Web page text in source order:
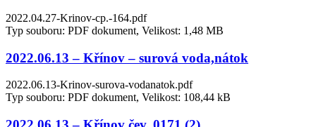
2022.04.27-Krinov-cp.-164.pdf
Typ souboru: PDF dokument, Velikost: 1,48 MB
2022.06.13 – Křínov – surová voda,nátok
2022.06.13-Krinov-surova-vodanatok.pdf
Typ souboru: PDF dokument, Velikost: 108,44 kB